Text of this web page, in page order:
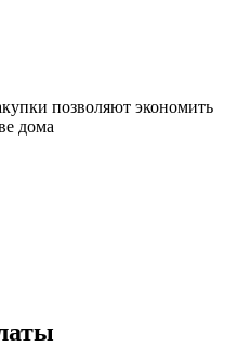
позволяют экономить
дома